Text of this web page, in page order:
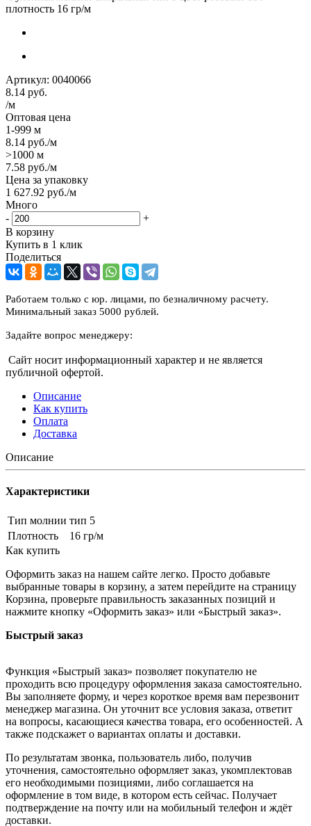
плотность 16 гр/м
Артикул: 0040066
8.14 руб.
/м
Оптовая цена
1-999 м
8.14 руб./м
>1000 м
7.58 руб./м
Цена за упаковку
1 627.92 руб./м
Много
-
+
В корзину
Купить в 1 клик
Поделиться
Работаем только с юр. лицами, по безналичному расчету.
Минимальный заказ 5000 рублей.
Задайте вопрос менеджеру:
Сайт носит информационный характер и не является
публичной офертой.
Описание
Как купить
Оплата
Доставка
Описание
Характеристики
Тип молнии тип 5
Плотность
16 гр/м
Как купить
Оформить заказ на нашем сайте легко. Просто добавьте
выбранные товары в корзину, а затем перейдите на страницу
Корзина, проверьте правильность заказанных позиций и
нажмите кнопку «Оформить заказ» или «Быстрый заказ».
Быстрый заказ
Функция «Быстрый заказ» позволяет покупателю не
проходить всю процедуру оформления заказа самостоятельно.
Вы заполняете форму, и через короткое время вам перезвонит
менеджер магазина. Он уточнит все условия заказа, ответит
на вопросы, касающиеся качества товара, его особенностей. А
также подскажет о вариантах оплаты и доставки.
По результатам звонка, пользователь либо, получив
уточнения, самостоятельно оформляет заказ, укомплектовав
его необходимыми позициями, либо соглашается на
оформление в том виде, в котором есть сейчас. Получает
подтверждение на почту или на мобильный телефон и ждёт
доставки.